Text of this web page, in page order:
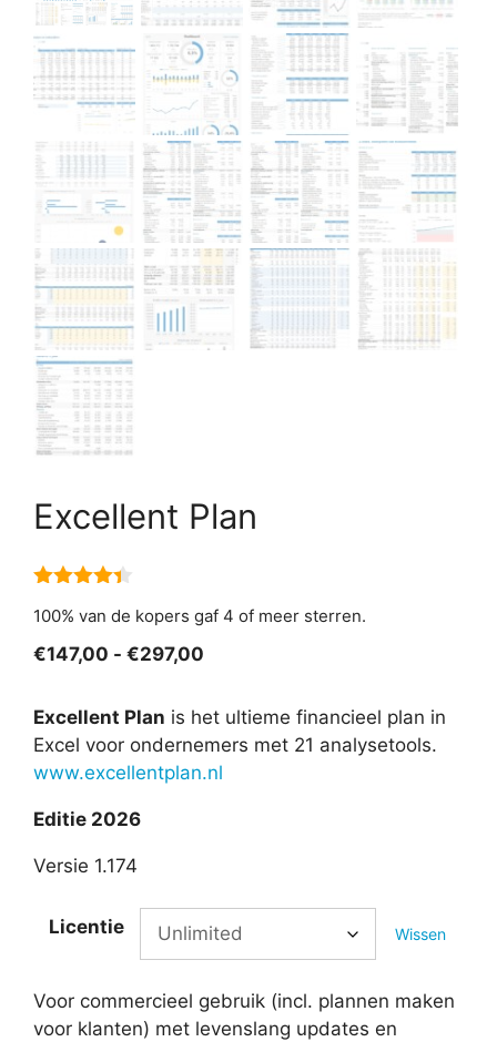
Excellent Plan
5
100% van de kopers gaf 4 of meer sterren.
€147,00 - €297,00
tot
€297,00
Excellent Plan is het ultieme financieel plan in
Excel voor ondernemers met 21 analysetools.
www.excellentplan.nl
Editie 2026
Versie 1.174
Licentie Wissen
Voor commercieel gebruik (incl. plannen maken
voor klanten) met levenslang updates en